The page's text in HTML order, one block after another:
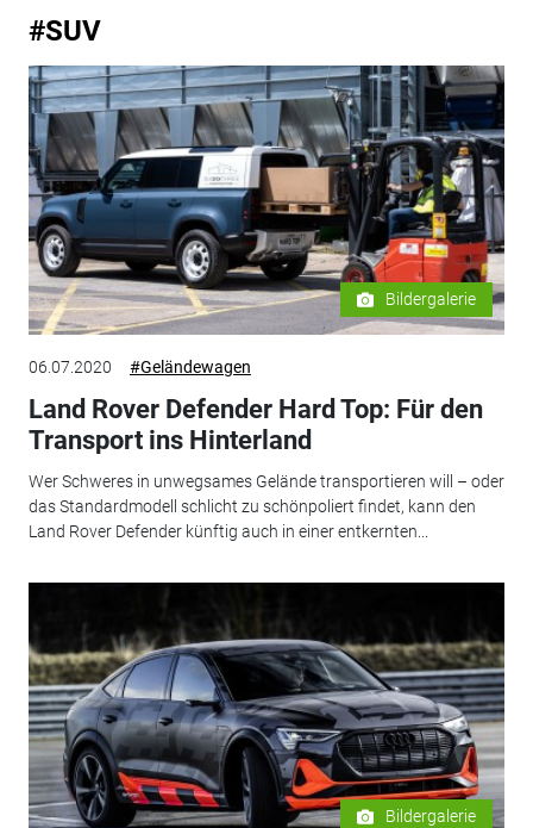
#SUV
Bildergalerie
06.07.2020 #Geländewagen
Land Rover Defender Hard Top: Für den
Transport ins Hinterland
Wer Schweres in unwegsames Gelände transportieren will – oder
das Standardmodell schlicht zu schönpoliert findet, kann den
Land Rover Defender künftig auch in einer entkernten...
Bildergalerie